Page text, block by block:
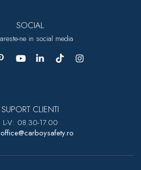
SOCIAL
ne in social media
SUPORT CLIENTI
L-V: 08.30-17.00
office@carboysafety.ro